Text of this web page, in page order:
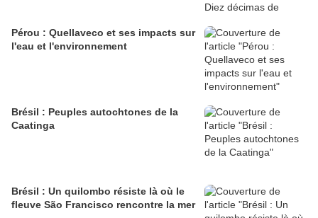
Pérou : Quellaveco et ses impacts sur
l'eau et l'environnement
Brésil : Peuples autochtones de la
Caatinga
Brésil : Un quilombo résiste là où le
fleuve São Francisco rencontre la mer